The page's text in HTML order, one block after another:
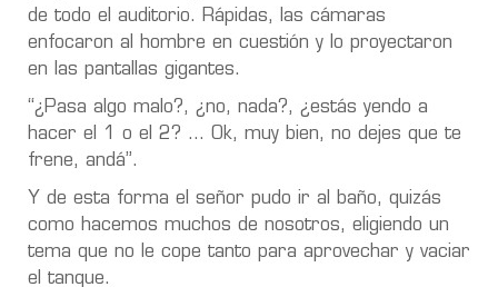
de todo el auditorio. Rápidas, las cámaras
enfocaron al hombre en cuestión y lo proyectaron
en las pantallas gigantes.
“¿Pasa algo malo?, ¿no, nada?, ¿estás yendo a
hacer el 1 o el 2? … Ok, muy bien, no dejes que te
frene, andá”.
Y de esta forma el señor pudo ir al baño, quizás
como hacemos muchos de nosotros, eligiendo un
tema que no le cope tanto para aprovechar y vaciar
el tanque.